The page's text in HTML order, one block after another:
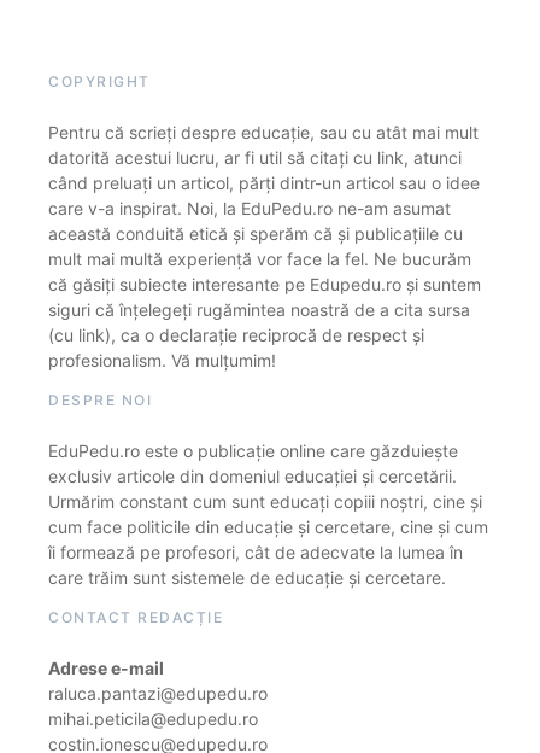
COPYRIGHT
Pentru că scrieți despre educație, sau cu atât mai mult
datorită acestui lucru, ar fi util să citați cu link, atunci
când preluați un articol, părți dintr-un articol sau o idee
care v-a inspirat. Noi, la EduPedu.ro ne-am asumat
această conduită etică și sperăm că și publicațiile cu
mult mai multă experiență vor face la fel. Ne bucurăm
că găsiți subiecte interesante pe Edupedu.ro și suntem
siguri că înțelegeți rugămintea noastră de a cita sursa
(cu link), ca o declarație reciprocă de respect și
profesionalism. Vă mulțumim!
DESPRE NOI
EduPedu.ro este o publicație online care găzduiește
exclusiv articole din domeniul educației și cercetării.
Urmărim constant cum sunt educați copiii noștri, cine și
cum face politicile din educație și cercetare, cine și cum
îi formează pe profesori, cât de adecvate la lumea în
care trăim sunt sistemele de educație și cercetare.
CONTACT REDACȚIE
Adrese e-mail
raluca.pantazi@edupedu.ro
mihai.peticila@edupedu.ro
costin.ionescu@edupedu.ro